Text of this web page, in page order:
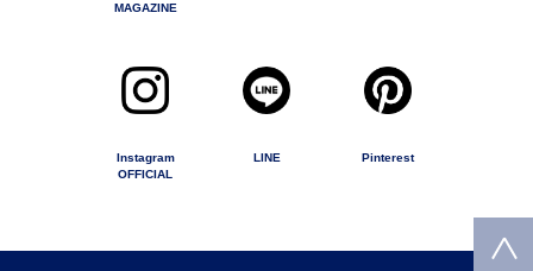
MAGAZINE
Instagram
OFFICIAL
LINE Pinterest